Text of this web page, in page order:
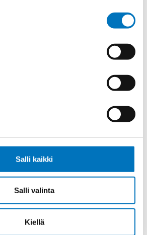
Salli kaikki
Salli valinta
Kiellä
SININEN/PUNAINEN 1X2,5
RUSKEA/VALKOINEN 1X2,5